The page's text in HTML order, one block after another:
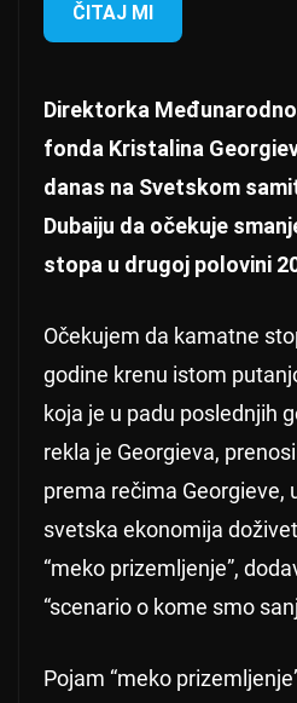
ČITAJ MI
Direktorka
fonda Kristalina
danas na Svetskom
Dubaiju da očekuje
stopa u drugoj polovini
Očekujem da kamatne
godine krenu istom
koja je u padu poslednjih
rekla je Georgieva,
prema rečima Georgieve,
svetska ekonomija
“meko prizemljenje”,
“scenario o kome smo
Pojam “meko